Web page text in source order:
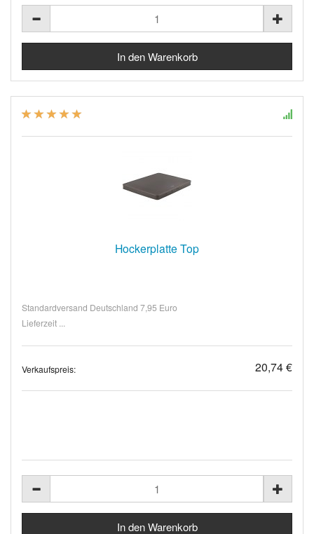
Hockerplatte Top
Standardversand Deutschland 7,95 Euro
Lieferzeit ...
Verkaufspreis: 20,74 €